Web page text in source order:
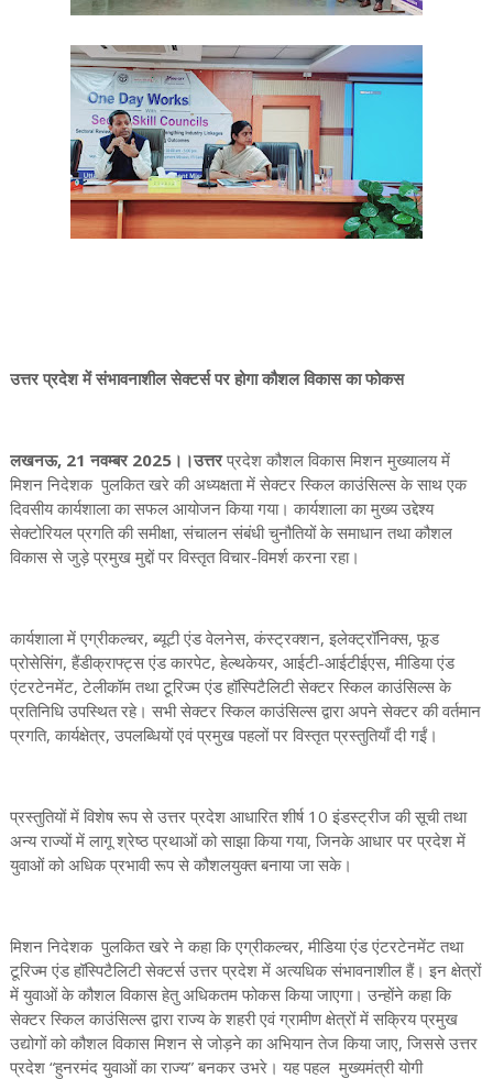
उत्तर प्रदेश में संभावनाशील सेक्टर्स पर होगा कौशल विकास का फोकस
लखनऊ, 21 नवम्बर 2025।।उत्तरप्रदेश कौशल विकास मिशन मुख्यालय में
मिशन निदेशक पुलकित खरे की अध्यक्षता में सेक्टर स्किल काउंसिल्स के साथ एक
दिवसीय कार्यशाला का सफल आयोजन किया गया। कार्यशाला का मुख्य उद्देश्य
सेक्टोरियल प्रगति की समीक्षा, संचालन संबंधी चुनौतियों के समाधान तथा कौशल
विकास से जुड़े प्रमुख मुद्दों पर विस्तृत विचार-विमर्श करना रहा।
कार्यशाला में एग्रीकल्चर, ब्यूटी एंड वेलनेस, कंस्ट्रक्शन, इलेक्ट्रॉनिक्स, फूड
प्रोसेसिंग, हैंडीक्राफ्ट्स एंड कारपेट, हेल्थकेयर, आईटी-आईटीईएस, मीडिया एंड
एंटरटेनमेंट, टेलीकॉम तथा टूरिज्म एंड हॉस्पिटैलिटी सेक्टर स्किल काउंसिल्स के
प्रतिनिधि उपस्थित रहे। सभी सेक्टर स्किल काउंसिल्स द्वारा अपने सेक्टर की वर्तमान
प्रगति, कार्यक्षेत्र, उपलब्धियों एवं प्रमुख पहलों पर विस्तृत प्रस्तुतियाँ दी गईं।
प्रस्तुतियों में विशेष रूप से उत्तर प्रदेश आधारित शीर्ष 10 इंडस्ट्रीज की सूची तथा
अन्य राज्यों में लागू श्रेष्ठ प्रथाओं को साझा किया गया, जिनके आधार पर प्रदेश में
युवाओं को अधिक प्रभावी रूप से कौशलयुक्त बनाया जा सके।
मिशन निदेशक पुलकित खरे ने कहा कि एग्रीकल्चर, मीडिया एंड एंटरटेनमेंट तथा
टूरिज्म एंड हॉस्पिटैलिटी सेक्टर्स उत्तर प्रदेश में अत्यधिक संभावनाशील हैं। इन क्षेत्रों
में युवाओं के कौशल विकास हेतु अधिकतम फोकस किया जाएगा। उन्होंने कहा कि
सेक्टर स्किल काउंसिल्स द्वारा राज्य के शहरी एवं ग्रामीण क्षेत्रों में सक्रिय प्रमुख
उद्योगों को कौशल विकास मिशन से जोड़ने का अभियान तेज किया जाए, जिससे उत्तर
प्रदेश “हुनरमंद युवाओं का राज्य” बनकर उभरे। यह पहल मुख्यमंत्री योगी